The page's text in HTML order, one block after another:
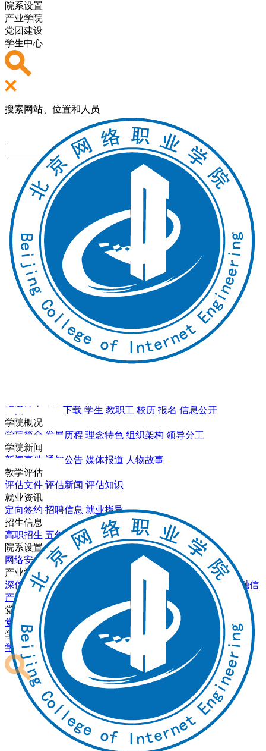
院系设置
产业学院
党团建设
学生中心
招贤纳士 APP下载 学生 教职工 校历 报名 信息公开
学院概况
学院简介 发展历程 理念特色 组织架构 领导分工
学院新闻
新闻事件 通知公告 媒体报道 人物故事
教学评估
评估文件 评估新闻 评估知识
就业资讯
定向签约 招聘信息 就业指导
招生信息
高职招生 五年一贯制 中职教育3+2
报名录取
院系设置
网络安全系 软件工程系 数字影视系
基础教育部
产业学院
深信服产业学院
东方国信产业学院
天融信
产业学院
数字影视亿和产业学院
党团建设
党建动态
理论聚焦
学生中心
学习下载 校友会 校友红人榜 社团活动
搜索网站、位置和人员